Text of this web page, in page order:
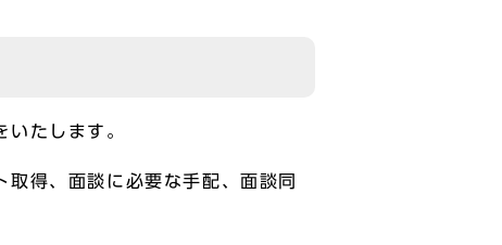
たします。
得、面談に必要な手配、面談同